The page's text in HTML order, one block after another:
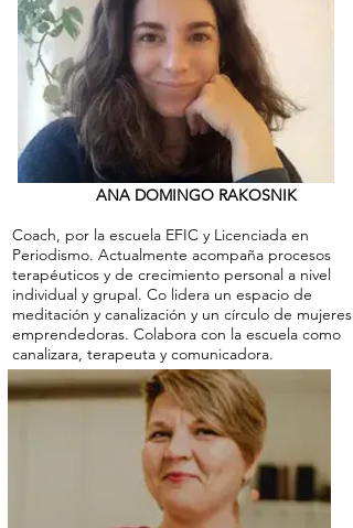
ANA DOMINGO RAKOSNIK
Coach, por la escuela EFIC y Licenciada en
Periodismo. Actualmente acompaña procesos
terapéuticos y de crecimiento personal a nivel
individual y grupal. Co lidera un espacio de
meditación y canalización y un círculo de mujeres
emprendedoras. Colabora con la escuela como
canalizara, terapeuta y comunicadora.